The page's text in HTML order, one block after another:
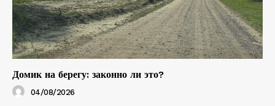
Домик на берегу: законно ли это?
04/08/2026